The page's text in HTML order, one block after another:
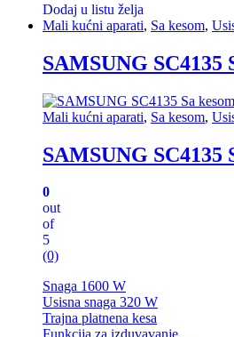
Dodaj u listu želja
Mali kućni aparati, Sa kesom,
SAMSUNG SC4135
Mali kućni aparati, Sa kesom,
SAMSUNG SC4135
0
out
of
5
(0)
Snaga 1600 W
Usisna snaga 320 W
Trajna platnena kesa